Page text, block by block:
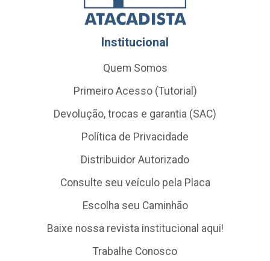
Institucional
Quem Somos
Primeiro Acesso (Tutorial)
Devolução, trocas e garantia (SAC)
Política de Privacidade
Distribuidor Autorizado
Consulte seu veículo pela Placa
Escolha seu Caminhão
Baixe nossa revista institucional aqui!
Trabalhe Conosco